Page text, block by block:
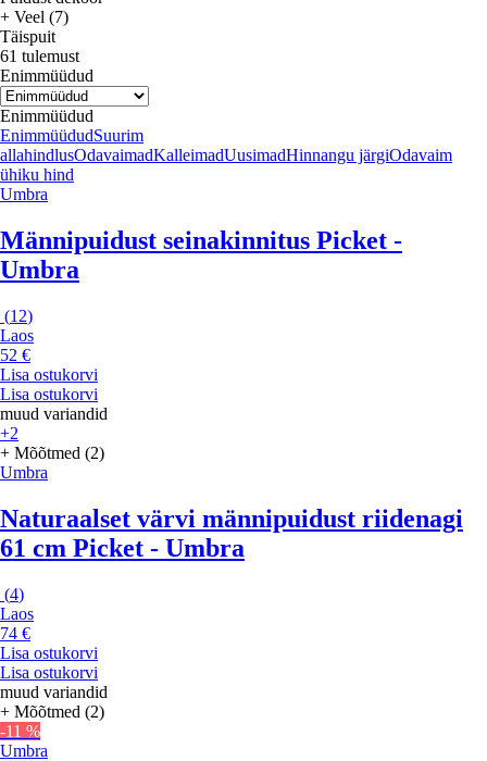
+ Veel (7)
Täispuit
61 tulemust
Enimmüüdud
Enimmüüdud
EnimmüüdudSuurim
allahindlusOdavaimadKalleimadUusimadHinnangu järgiOdavaim
ühiku hind
Umbra
Männipuidust seinakinnitus Picket -
Umbra
(12)
Laos
52 €
Lisa ostukorvi
Lisa ostukorvi
muud variandid
+2
+ Mõõtmed (2)
Umbra
Naturaalset värvi männipuidust riidenagi
61 cm Picket - Umbra
(4)
Laos
74 €
Lisa ostukorvi
Lisa ostukorvi
muud variandid
+ Mõõtmed (2)
-11 %
Umbra